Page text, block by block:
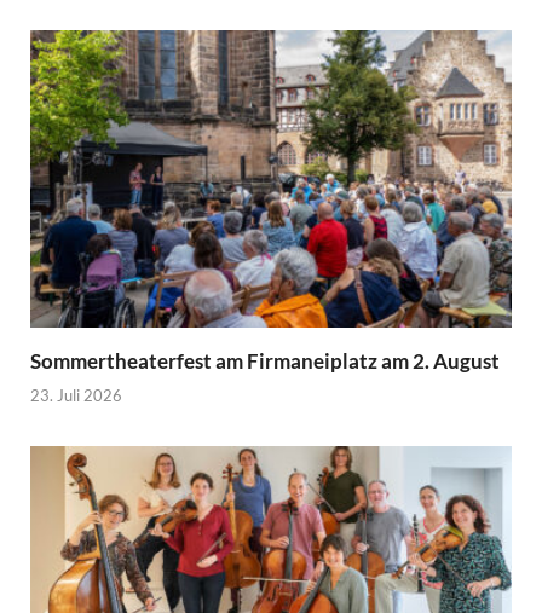
Sommertheaterfest am Firmaneiplatz am 2. August
23. Juli 2026